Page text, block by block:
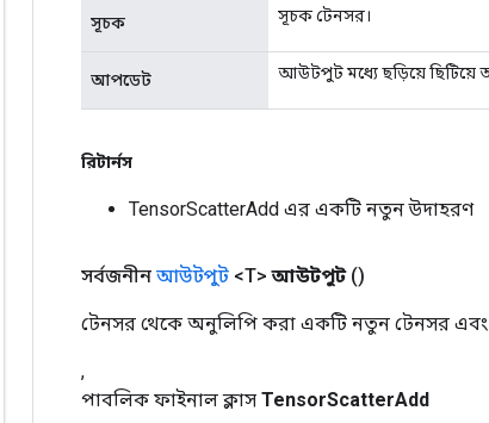
সূচক সূচক টেনসর।
আপডেট আউটপুট মধ্যে ছড়িয়ে ছিটিয়ে
রিটার্নস
TensorScatterAdd এর একটি নতুন উদাহরণ
সর্বজনীন আউটপুট <T> আউটপুট ()
টেনসর থেকে অনুলিপি করা একটি নতুন টেনসর
,
পাবলিক ফাইনাল ক্লাস TensorScatterAdd